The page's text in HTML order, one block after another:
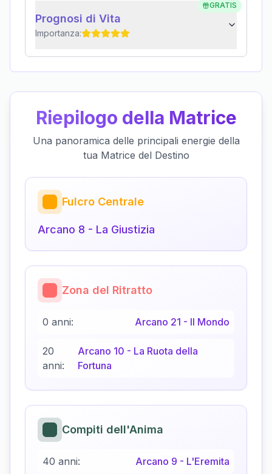
GRATIS
Prognosi di Vita
Importanza:
Riepilogo della Matrice
Una panoramica delle principali energie della
tua Matrice del Destino
Fulcro Centrale
Arcano 8 - La Giustizia
Zona del Ritratto
0 anni: Arcano 21 - Il Mondo
20
anni:
Arcano 10 - La Ruota della
Fortuna
Compiti dell'Anima
40 anni: Arcano 9 - L'Eremita